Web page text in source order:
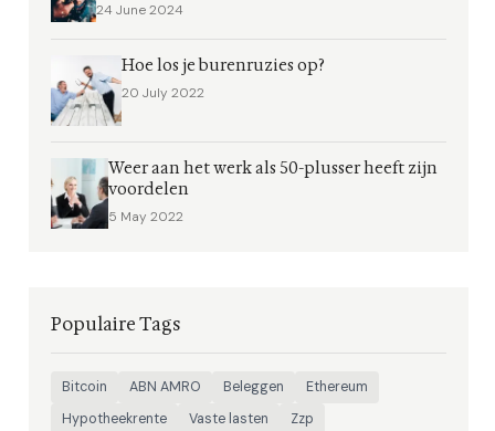
24 June 2024
Hoe los je burenruzies op?
20 July 2022
Weer aan het werk als 50-plusser heeft zijn
voordelen
5 May 2022
Populaire Tags
Bitcoin ABN AMRO Beleggen
Ethereum
Hypotheekrente
Vaste lasten Zzp